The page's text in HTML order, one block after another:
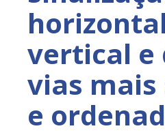
vertical e
vias mais
e